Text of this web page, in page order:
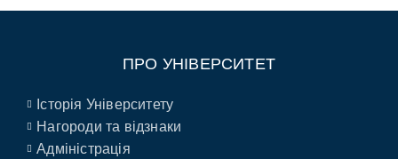
ПРО УНІВЕРСИТЕТ
Історія Університету
Нагороди та відзнаки
Адміністрація